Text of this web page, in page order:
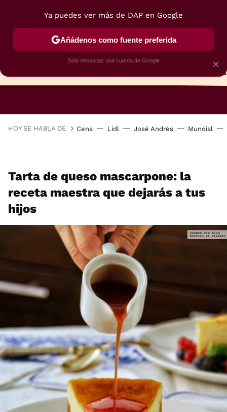
HOY SE HABLA DE Cena Lidl José Andrés Mundial
Tarta de queso mascarpone: la
receta maestra que dejarás a tus
hijos
×
Ya puedes ver más de DAP en Google
Añádenos como fuente preferida
Solo necesitas una cuenta de Google